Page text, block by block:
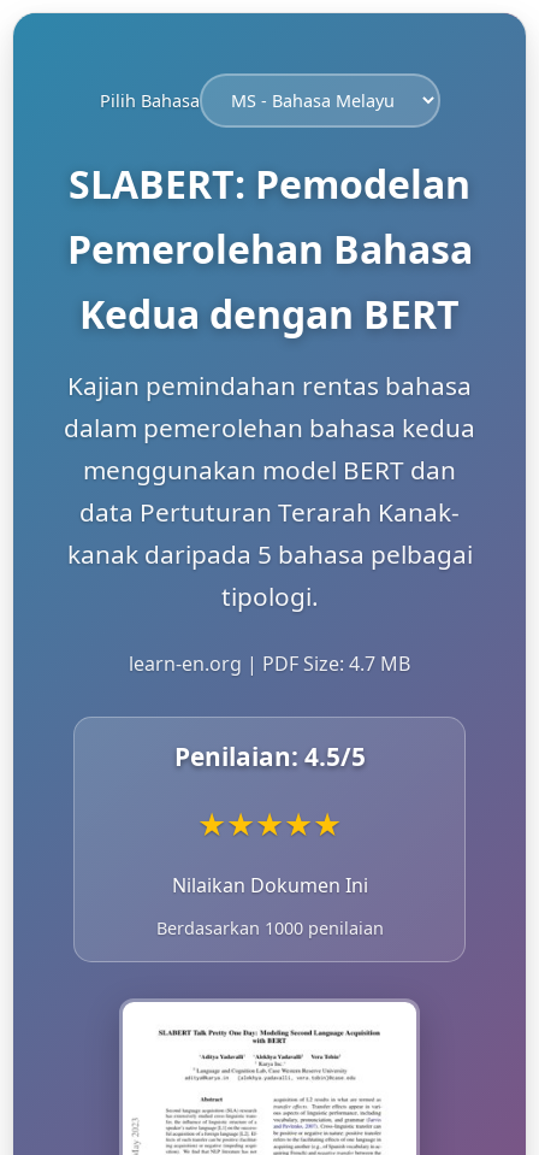
Pilih Bahasa
SLABERT: Pemodelan
Pemerolehan Bahasa
Kedua dengan BERT
Kajian pemindahan rentas bahasa
dalam pemerolehan bahasa kedua
menggunakan model BERT dan
data Pertuturan Terarah Kanak-
kanak daripada 5 bahasa pelbagai
tipologi.
learn-en.org | PDF Size: 4.7 MB
Penilaian: 4.5/5
★★★★★
Nilaikan Dokumen Ini
Berdasarkan 1000 penilaian